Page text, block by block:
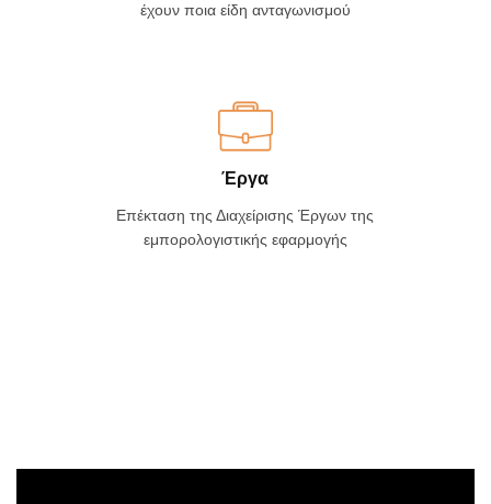
έχουν ποια είδη ανταγωνισμού
Έργα
Επέκταση της Διαχείρισης Έργων της
εμπορολογιστικής εφαρμογής